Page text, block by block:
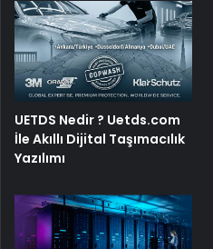
UETDS Nedir ? Uetds.com
İle Akıllı Dijital Taşımacılık
Yazılımı